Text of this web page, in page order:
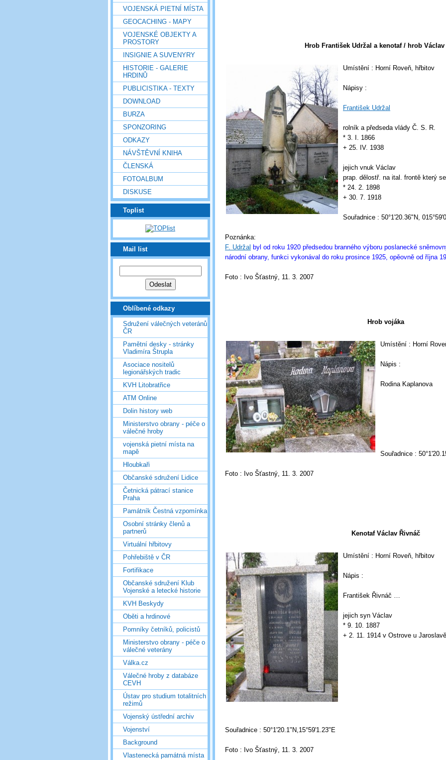
VOJENSKÁ PIETNÍ MÍSTA
GEOCACHING - MAPY
VOJENSKÉ OBJEKTY A
PROSTORY
INSIGNIE A SUVENYRY
HISTORIE - GALERIE
HRDINŮ
PUBLICISTIKA - TEXTY
DOWNLOAD
BURZA
SPONZORING
ODKAZY
NÁVŠTĚVNÍ KNIHA
ČLENSKÁ
FOTOALBUM
DISKUSE
Toplist
Mail list
Oblíbené odkazy
Sdružení válečných veteránů
ČR
Pamětní desky - stránky
Vladimíra Štrupla
Asociace nositelů
legionářských tradic
KVH Litobratřice
ATM Online
Dolin history web
Ministerstvo obrany - péče o
válečné hroby
vojenská pietní místa na
mapě
Hloubkaři
Občanské sdružení Lidice
Četnická pátrací stanice
Praha
Památník Čestná vzpomínka
Osobní stránky členů a
partnerů
Virtuální hřbitovy
Pohřebiště v ČR
Fortifikace
Občanské sdružení Klub
Vojenské a letecké historie
KVH Beskydy
Oběti a hrdinové
Pomníky četníků, policistů
Ministerstvo obrany - péče o
válečné veterány
Válka.cz
Válečné hroby z databáze
CEVH
Ústav pro studium totalitních
režimů
Vojenský ústřední archiv
Vojenství
Background
Vlastenecká památná místa
Hrob František Udržal a kenotaf / hrob
Umístění : Horní Roveň, hřbitov
Nápisy :
František Udržal
rolník a předseda vlády Č. S. R.
* 3. I. 1866
+ 25. IV. 1938
jejich vnuk Václav
prap. dělostř. na ital. frontě který
* 24. 2. 1898
+ 30. 7. 1918
Souřadnice : 50°1'20.36"N,
Poznánka:
F. Udržal byl od roku 1920 předsedou branného výboru poslanecké
národní obrany, funkci vykonával do roku prosince 1925, opěovně od října
Foto : Ivo Šťastný, 11. 3. 2007
Hrob vojáka
Umístění : Horní
Nápis :
Rodina Kaplanova
Souřadnice :
Foto : Ivo Šťastný, 11. 3. 2007
Kenotaf Václav Řivnáč
Umístění : Horní Roveň, hřbitov
Nápis :
František Řivnáč …
jejich syn Václav
* 9. 10. 1887
+ 2. 11. 1914 v Ostrove u
Souřadnice : 50°1'20.1"N,15°59'1.23"E
Foto : Ivo Šťastný, 11. 3. 2007